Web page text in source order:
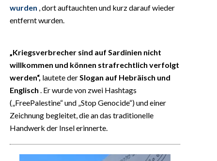
INFO AZIENDE
NECROLOGI
STORE
wurden , dort auftauchten und kurz darauf wieder
entfernt wurden.
„Kriegsverbrecher sind auf Sardinien nicht
willkommen und können strafrechtlich verfolgt
werden“, lautete der Slogan auf Hebräisch und
Englisch . Er wurde von zwei Hashtags
(„FreePalestine“ und „Stop Genocide“) und einer
Zeichnung begleitet, die an das traditionelle
Handwerk der Insel erinnerte.